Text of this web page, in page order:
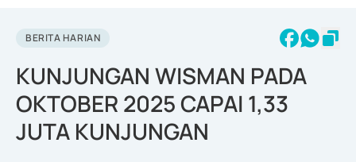
BERITA HARIAN
KUNJUNGAN WISMAN PADA
OKTOBER 2025 CAPAI 1,33
JUTA KUNJUNGAN